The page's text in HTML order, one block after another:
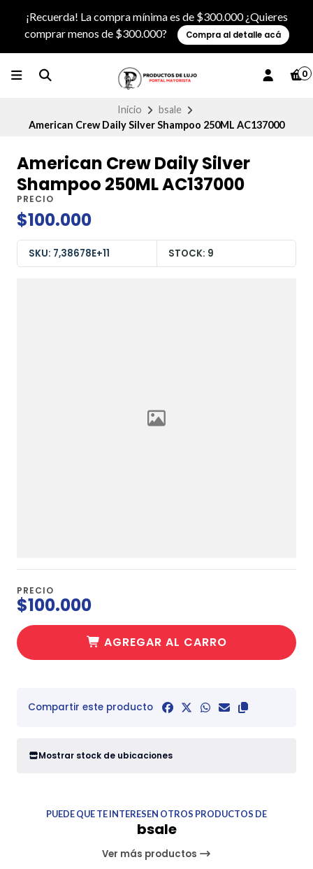
¡Recuerda! La compra mínima es de $300.000 ¿Quieres
comprar menos de $300.000?
Compra al detalle acá
0
Inicio
bsale
American Crew Daily Silver Shampoo 250ML AC137000
American Crew Daily Silver
Shampoo 250ML AC137000
PRECIO
$100.000
SKU: 7,38678E+11 STOCK: 9
PRECIO
$100.000
AGREGAR AL CARRO
Compartir este producto
Mostrar stock de ubicaciones
PUEDE QUE TE INTERESEN OTROS PRODUCTOS DE
bsale
Ver más productos